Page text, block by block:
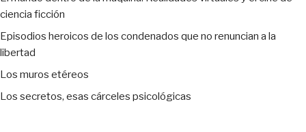
ciencia ficción
Episodios heroicos de los condenados que no renuncian a la
libertad
Los muros etéreos
Los secretos, esas cárceles psicológicas